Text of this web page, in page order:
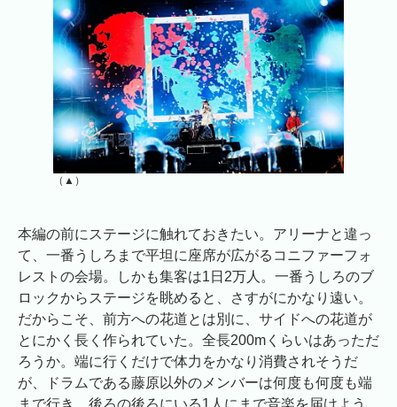
（▲）
本編の前にステージに触れておきたい。アリーナと違っ
て、一番うしろまで平坦に座席が広がるコニファーフォ
レストの会場。しかも集客は1日2万人。一番うしろのブ
ロックからステージを眺めると、さすがにかなり遠い。
だからこそ、前方への花道とは別に、サイドへの花道が
とにかく長く作られていた。全長200mくらいはあっただ
ろうか。端に行くだけで体力をかなり消費されそうだ
が、ドラムである藤原以外のメンバーは何度も何度も端
まで行き、後ろの後ろにいる1人にまで音楽を届けよう